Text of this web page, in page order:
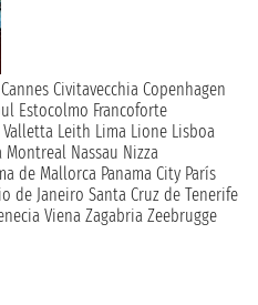
Cannes Civitavecchia Copenhagen
Estocolmo Francoforte
Valletta Leith Lima Lione Lisboa
Montreal Nassau Nizza
de Mallorca Panama City París
de Janeiro Santa Cruz de Tenerife
Viena Zagabria Zeebrugge